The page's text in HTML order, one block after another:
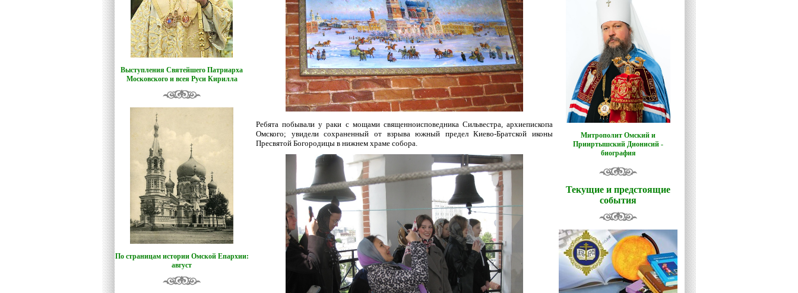
Выступления Святейшего Патриарха
Московского и всея Руси Кирилла
По страницам истории Омской Епархии:
август
Ребята побывали у раки с мощами священноисповедника Сильвестра, архиепископа
Омского; увидели сохраненный от взрыва южный предел Киево-Братской иконы
Пресвятой Богородицы в нижнем храме собора.
Митрополит Омский и
Прииртышский Дионисий -
биография
Текущие и предстоящие
события